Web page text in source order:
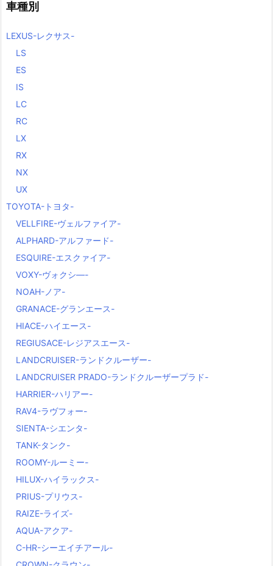
車種別
LEXUS-レクサス-
LS
ES
IS
LC
RC
LX
RX
NX
UX
TOYOTA-トヨタ-
VELLFIRE-ヴェルファイア-
ALPHARD-アルファード-
ESQUIRE-エスクァイア-
VOXY-ヴォクシ―-
NOAH-ノア-
GRANACE-グランエース-
HIACE-ハイエース-
REGIUSACE-レジアスエース-
LANDCRUISER-ランドクルーザー-
LANDCRUISER PRADO-ランドクルーザープラド-
HARRIER-ハリアー-
RAV4-ラヴフォー-
SIENTA-シエンタ-
TANK-タンク-
ROOMY-ルーミー-
HILUX-ハイラックス-
PRIUS-プリウス-
RAIZE-ライズ-
AQUA-アクア-
C-HR-シーエイチアール-